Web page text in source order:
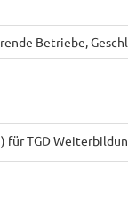
Betriebe,
für TGD